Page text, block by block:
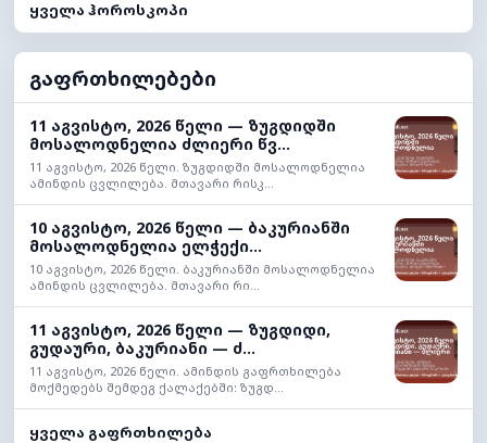
ყველა ჰოროსკოპი
გაფრთხილებები
11 აგვისტო, 2026 წელი — ზუგდიდში
მოსალოდნელია ძლიერი წვ...
11 აგვისტო, 2026 წელი. ზუგდიდში მოსალოდნელია
ამინდის ცვლილება. მთავარი რისკ...
10 აგვისტო, 2026 წელი — ბაკურიანში
მოსალოდნელია ელჭექი...
10 აგვისტო, 2026 წელი. ბაკურიანში მოსალოდნელია
ამინდის ცვლილება. მთავარი რი...
11 აგვისტო, 2026 წელი — ზუგდიდი,
გუდაური, ბაკურიანი — ძ...
11 აგვისტო, 2026 წელი. ამინდის გაფრთხილება
მოქმედებს შემდეგ ქალაქებში: ზუგდ...
ყველა გაფრთხილება